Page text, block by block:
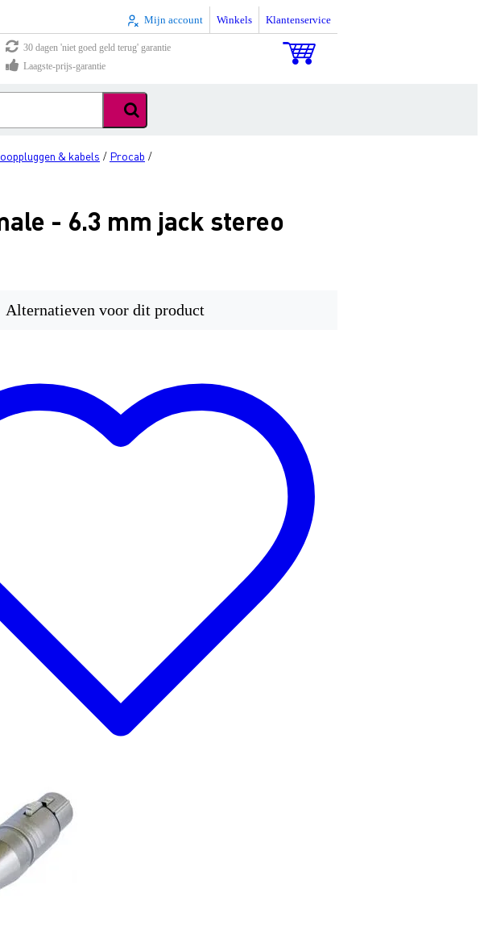
Mijn account Winkels Klantenservice
30 dagen 'niet goed geld terug' garantie
Laagste-prijs-garantie
& kabels / Procab /
- 6.3 mm jack stereo
Alternatieven voor dit product